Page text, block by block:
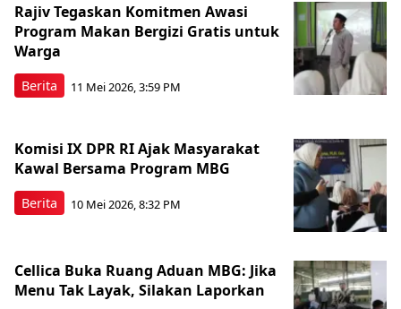
Berita
Rajiv Tegaskan Komitmen Awasi
Program Makan Bergizi Gratis untuk
Warga
11 Mei 2026, 3:59 PM
Berita
Komisi IX DPR RI Ajak Masyarakat
Kawal Bersama Program MBG
10 Mei 2026, 8:32 PM
Cellica Buka Ruang Aduan MBG: Jika
Menu Tak Layak, Silakan Laporkan